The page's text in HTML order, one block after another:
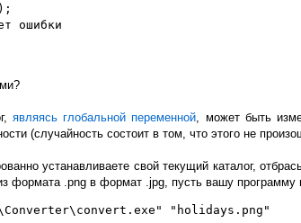
ошибки
являясь глобальной переменной, может быть
(случайность состоит в том, что этого не
устанавливаете свой текущий каталог,
формата .png в формат .jpg, пусть вашу
"holidays.png"